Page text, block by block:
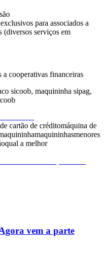
para associados a
(diversos serviços em
a cooperativas financeiras
cartão de créditomáquina de
maquininhasmenores
qual a melhor
vem a parte